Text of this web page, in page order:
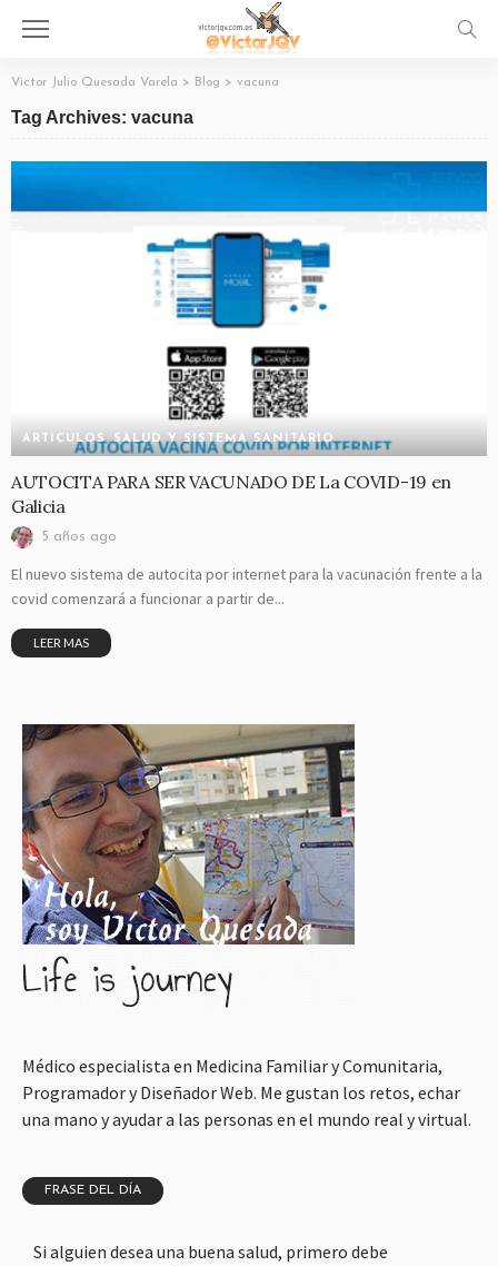
Victor Julio Quesada Varela > Blog > vacuna
Tag Archives: vacuna
ARTICULOS SALUD Y SISTEMA SANITARIO
AUTOCITA PARA SER VACUNADO DE La COVID-19 en
Galicia
5 años ago
El nuevo sistema de autocita por internet para la vacunación frente a la
covid comenzará a funcionar a partir de...
LEER MAS
Médico especialista en Medicina Familiar y Comunitaria,
Programador y Diseñador Web. Me gustan los retos, echar
una mano y ayudar a las personas en el mundo real y virtual.
FRASE DEL DÍA
Si alguien desea una buena salud, primero debe